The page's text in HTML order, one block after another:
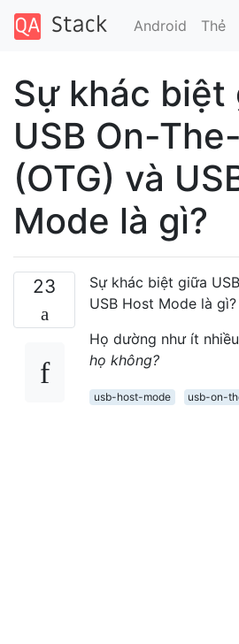
Android Thẻ
Sự khác biệt
USB On-
(OTG) và
Mode là gì?
23
Sự khác biệt giữa
USB Host Mode là gì?
Họ dường như ít
họ không?
usb-host-mode
usb-on-